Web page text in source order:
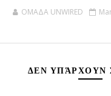
OMAΔΑ UNWIRED
ΔΕΝ ΥΠΆΡΧΟΥΝ